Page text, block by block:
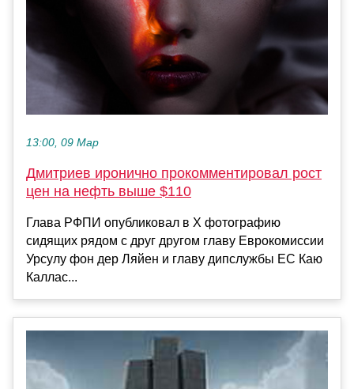
13:00, 09 Мар
Дмитриев иронично прокомментировал рост
цен на нефть выше $110
Глава РФПИ опубликовал в X фотографию
сидящих рядом с друг другом главу Еврокомиссии
Урсулу фон дер Ляйен и главу дипслужбы ЕС Каю
Каллас...